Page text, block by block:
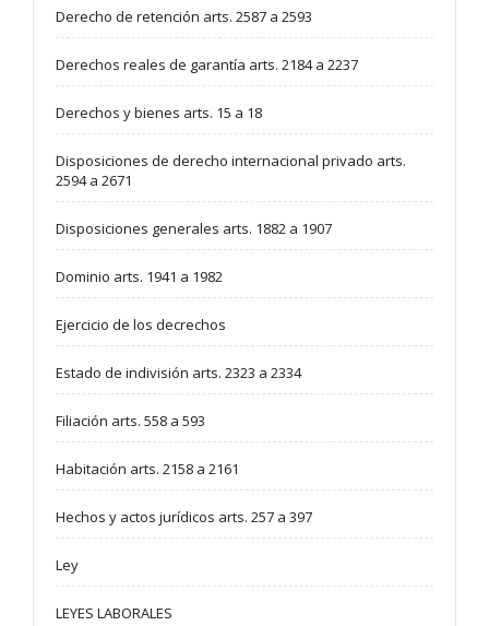
Derecho de retención arts. 2587 a 2593
Derechos reales de garantía arts. 2184 a 2237
Derechos y bienes arts. 15 a 18
Disposiciones de derecho internacional privado arts.
2594 a 2671
Disposiciones generales arts. 1882 a 1907
Dominio arts. 1941 a 1982
Ejercicio de los decrechos
Estado de indivisión arts. 2323 a 2334
Filiación arts. 558 a 593
Habitación arts. 2158 a 2161
Hechos y actos jurídicos arts. 257 a 397
Ley
LEYES LABORALES